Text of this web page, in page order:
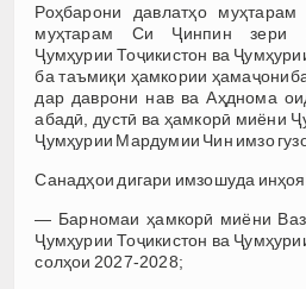
Роҳбарони давлатҳо
муҳтарам Си Ҷинпин зери
Ҷумҳурии Тоҷикистон ва
ба таъмиқи ҳамкории
дар даврони нав ва Аҳднома
абадӣ, дустӣ ва ҳамкорӣ миёни
Ҷумҳурии Мардумии Чин имзо
Санадҳои дигари имзошуда
— Барномаи ҳамкорӣ миёни
Ҷумҳурии Тоҷикистон ва
солҳои 2027-2028;